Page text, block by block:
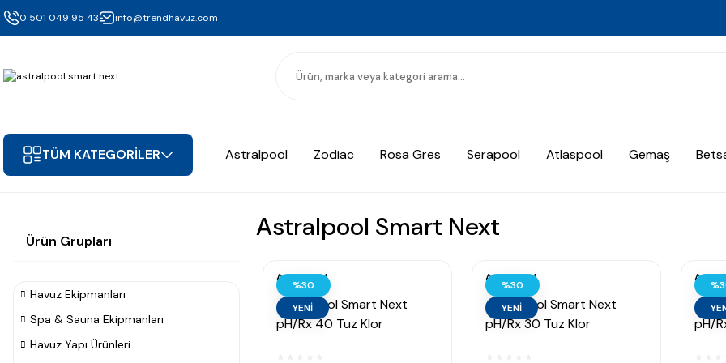
0 501 049 95 43 info@trendhavuz.com
TÜM KATEGORİLER Astralpool Zodiac Rosa Gres Serapool Atlaspool Gemaş
Ürün Grupları
Havuz Ekipmanları
Spa & Sauna Ekipmanları
Havuz Yapı Ürünleri
Astralpool Smart Next
%30
YENİ
Astralpool
AstralPool Smart Next
pH/Rx 40 Tuz Klor
%30
YENİ
Astralpool
AstralPool Smart Next
pH/Rx 30 Tuz Klor
pH/